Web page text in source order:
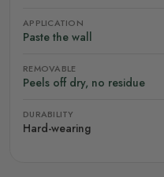
APPLICATION
Paste the wall
REMOVABLE
Peels off dry, no residue
DURABILITY
Hard-wearing